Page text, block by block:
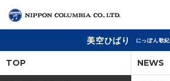
美空ひばり にっぽん歌
TOP NEWS